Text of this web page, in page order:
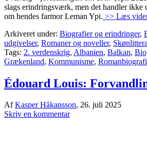
slags erindringsværk, men det handler ikke
om hendes farmor Leman Ypi. >> Læs
Arkiveret under: Biografier og erindringer,
udgivelser, Romaner og noveller,
Tags: 2. verdenskrig, Albanien, Balkan,
Grækenland, Kommunisme, Romanbiografi
Édouard Louis:
AfKasper Håkansson, 26. juli 2025
Skriv en kommentar